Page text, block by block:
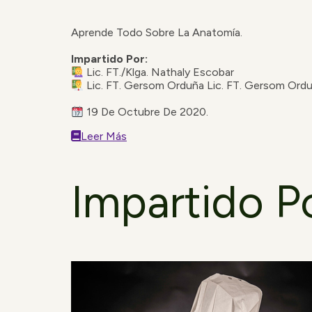
Aprende Todo Sobre La Anatomía.
Impartido Por:
Lic. FT./Klga. Nathaly Escobar
Lic. FT. Gersom Orduña Lic. FT. Gersom
19 De Octubre De 2020.
Leer Más
Impartido